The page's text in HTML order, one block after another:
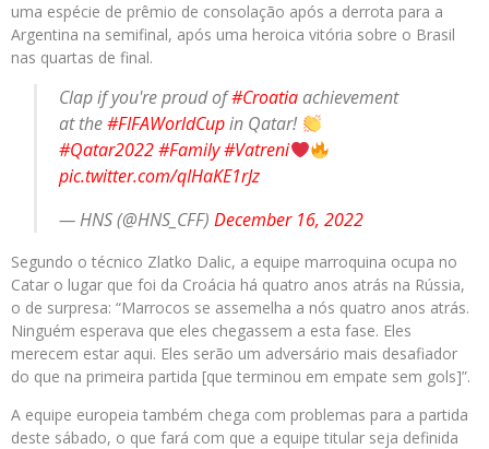
uma espécie de prêmio de consolação após a derrota para a
Argentina na semifinal, após uma heroica vitória sobre o Brasil
nas quartas de final.
Clap if you're proud of#Croatiaachievement
at the#FIFAWorldCupin Qatar!
#Qatar2022#Family#Vatreni
pic.twitter.com/qIHaKE1rJz
— HNS (@HNS_CFF)December 16, 2022
Segundo o técnico Zlatko Dalic, a equipe marroquina ocupa no
Catar o lugar que foi da Croácia há quatro anos atrás na Rússia,
o de surpresa: “Marrocos se assemelha a nós quatro anos atrás.
Ninguém esperava que eles chegassem a esta fase. Eles
merecem estar aqui. Eles serão um adversário mais desafiador
do que na primeira partida [que terminou em empate sem gols]”.
A equipe europeia também chega com problemas para a partida
deste sábado, o que fará com que a equipe titular seja definida